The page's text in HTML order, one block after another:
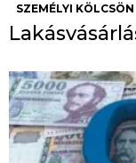
SZEMÉLYI KÖLCSÖN